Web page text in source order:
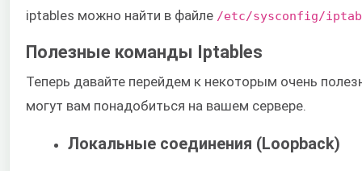
iptables можно найти в файле /etc/sysconfig/
Полезные команды Iptables
Теперь давайте перейдем к некоторым очень
могут вам понадобиться на вашем сервере.
Локальные соединения (Loopback)